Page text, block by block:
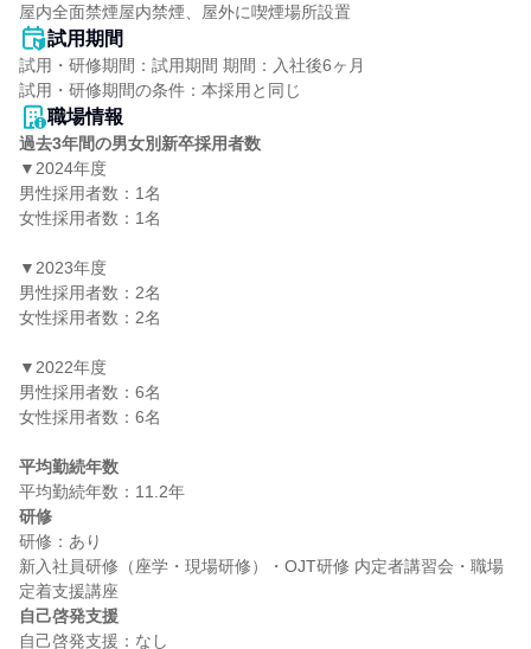
屋内全面禁煙屋内禁煙、屋外に喫煙場所設置
試用期間
試用・研修期間：試用期間 期間：入社後6ヶ月
職場情報
過去3年間の男女別新卒採用者数
▼2024年度
男性採用者数：1名
女性採用者数：1名
▼2023年度
男性採用者数：2名
女性採用者数：2名
▼2022年度
男性採用者数：6名
女性採用者数：6名
平均勤続年数
研修
研修：あり
新入社員研修（座学・現場研修）・OJT研修 内定者講習会・職場
自己啓発支援